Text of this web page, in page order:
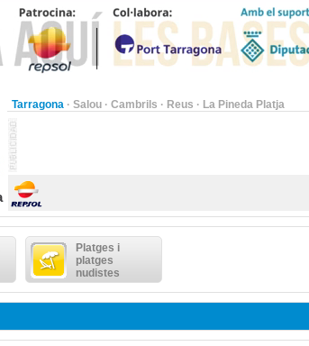
Tarragona · Salou · Cambrils · Reus · La Pineda Platja
Platges i
platges
nudistes